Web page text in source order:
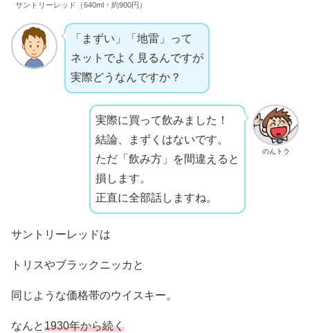
サントリーレッド（640ml・約900円）
「まずい」「地雷」って
ネットでよく見るんですが
実際どうなんですか？
のんトラ
実際に買って飲みました！
結論、まずくはないです。
ただ「飲み方」を間違えると
損します。
正直に全部話しますね。
サントリーレッドは
トリスやブラックニッカと
同じような価格帯のウイスキー。
なんと1930年から続く